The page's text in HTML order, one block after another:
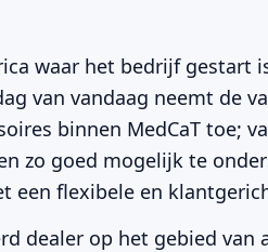
waar het bedrijf
van vandaag neemt de
binnen MedCaT toe;
zo goed mogelijk te
flexibele en
dealer op het gebied